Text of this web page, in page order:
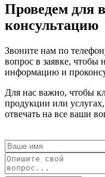
Проведем для
консультацию
Звоните нам по
вопрос в заявке, чтобы
информацию и
Для нас важно, чтобы
продукции или
отвечать на все ваши